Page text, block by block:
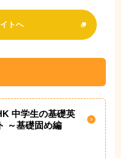
トへ
中学生の基礎英
～基礎固め編